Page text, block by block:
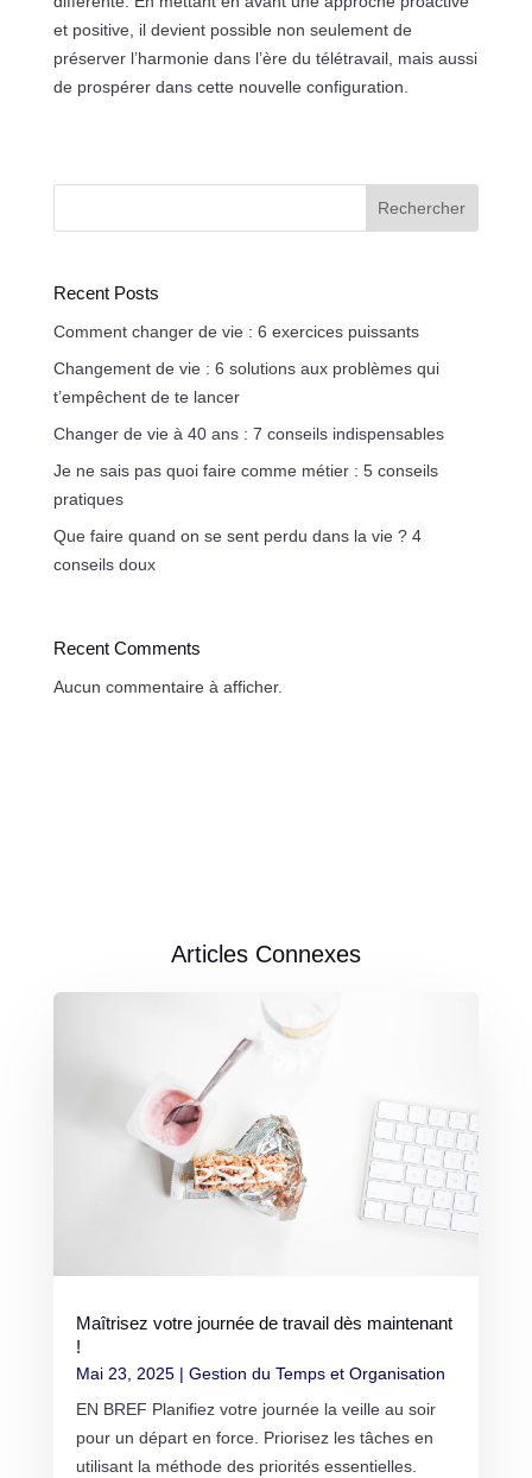
et positive, il devient possible non seulement de
préserver l’harmonie dans l’ère du télétravail, mais aussi
de prospérer dans cette nouvelle configuration.
Rechercher
Recent Posts
Comment changer de vie : 6 exercices puissants
Changement de vie : 6 solutions aux problèmes qui
t’empêchent de te lancer
Changer de vie à 40 ans : 7 conseils indispensables
Je ne sais pas quoi faire comme métier : 5 conseils
pratiques
Que faire quand on se sent perdu dans la vie ? 4
conseils doux
Recent Comments
Aucun commentaire à afficher.
Articles Connexes
Maîtrisez votre journée de travail dès maintenant
!
Mai 23, 2025| Gestion du Temps et Organisation
EN BREF Planifiez votre journée la veille au soir
pour un départ en force. Priorisez les tâches en
utilisant la méthode des priorités essentielles.